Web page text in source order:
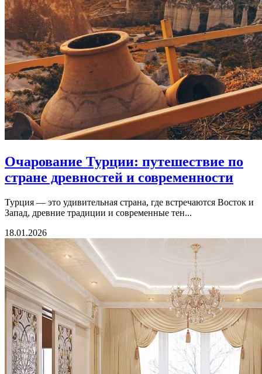
Очарование Турции: путешествие по
стране древностей и современности
Турция — это удивительная страна, где встречаются Восток и
Запад, древние традиции и современные тен...
18.01.2026